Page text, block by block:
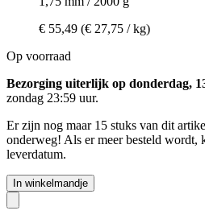
€ 55,49 (€ 27,75 / kg)
Op voorraad
Bezorging uiterlijk op donderdag,
zondag 23:59 uur.
Er zijn nog maar 15 stuks van dit
onderweg! Als er meer besteld wordt,
leverdatum.
In winkelmandje